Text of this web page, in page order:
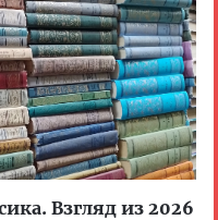
Взгляд из 2026